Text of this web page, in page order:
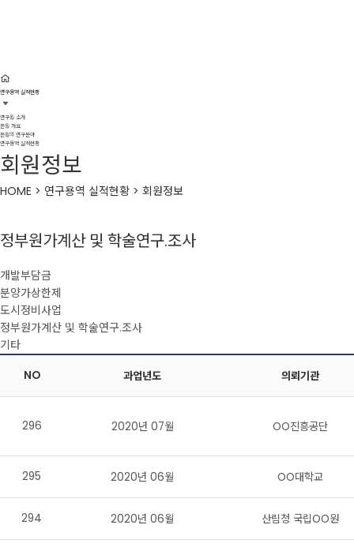
연구용역 실적현황
연구원 소개
본원 개요
본원의 연구분야
연구용역 실적현황
회원정보
HOME > 연구용역 실적현황 > 회원정보
정부원가계산 및 학술연구.조사
개발부담금
분양가상한제
도시정비사업
정부원가계산 및 학술연구.조사
기타
NO 과업년도 의뢰기관
296 2020년 07월 OO진흥공단
295 2020년 06월 OO대학교
294 2020년 06월 산림청 국립OO원